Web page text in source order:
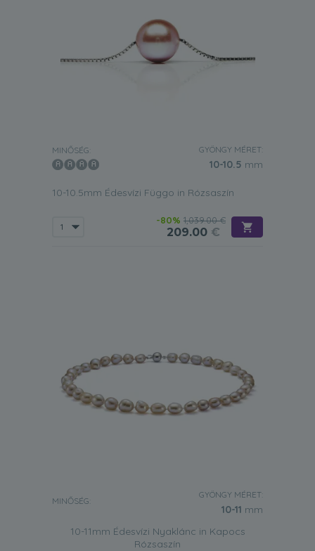
MINŐSÉG: GYÖNGY MÉRET:
10-10.5 mm
10-10.5mm Édesvízi Függo in Rózsaszín
-80% 1,039.00 €
209.00 €
MINŐSÉG:
GYÖNGY MÉRET:
10-11 mm
10-11mm Édesvízi Nyaklánc in Kapocs
Rózsaszín